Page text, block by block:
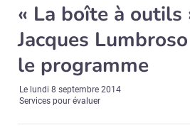
« La boîte à outils
Jacques
le programme
Le lundi 8 septembre 2014
Services pour évaluer